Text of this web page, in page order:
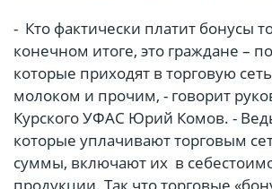
- Кто фактически платит бонусы
конечном итоге, это граждане –
которые приходят в торговую
молоком и прочим, - говорит
Курского УФАС Юрий Комов. -
которые уплачивают торговым
суммы, включают их в